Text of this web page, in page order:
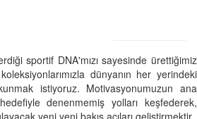
sportif DNA'mızı sayesinde ürettiğimiz
dünyanın her yerindeki
istiyoruz. Motivasyonumuzun ana
denenmemiş yolları keşfederek,
yeni yeni bakış açıları geliştirmektir.